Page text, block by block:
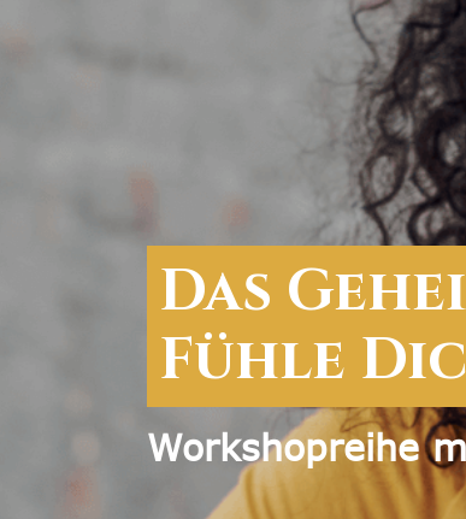
Das
Fühle
Workshopreihe